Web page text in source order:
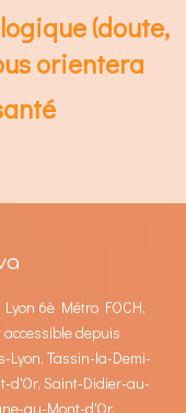
(doute,
orientera
6è Métro FOCH,
accessible depuis
Lyon, Tassin-la-Demi-
d'Or, Saint-Didier-au-
au-Mont-d'Or,